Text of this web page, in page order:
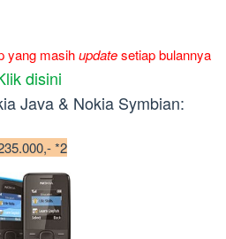
yang masihupdatesetiap bulannya
disini
Java & Nokia Symbian:
*2